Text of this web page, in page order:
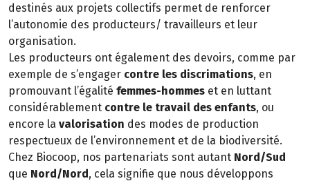
destinés aux projets collectifs permet de renforcer
l’autonomie des producteurs/ travailleurs et leur
organisation.
Les producteurs ont également des devoirs, comme par
exemple de s’engager contre les discrimations, en
promouvant l’égalité femmes-hommes et en luttant
considérablement contre le travail des enfants, ou
encore la valorisation des modes de production
respectueux de l’environnement et de la biodiversité.
Chez Biocoop, nos partenariats sont autant Nord/Sud
que Nord/Nord, cela signifie que nous développons